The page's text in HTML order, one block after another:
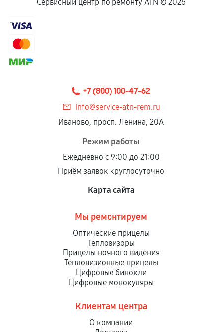
Сервисный центр по ремонту ATN © 2026
+7 (800) 100-47-62
info@service-atn-rem.ru
Иваново, просп. Ленина, 20А
Режим работы
Ежедневно с 9:00 до 21:00
Приём заявок круглосуточно
Карта сайта
Мы ремонтируем
Оптические прицелы
Тепловизоры
Прицелы ночного видения
Тепловизионные прицелы
Цифровые бинокли
Цифровые монокуляры
Клиентам центра
О компании